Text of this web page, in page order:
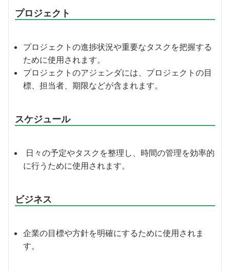
プロジェクト
プロジェクトの進捗状況や重要なタスクを把握する
ために使用されます。
プロジェクトのアジェンダには、プロジェクトの目
標、担当者、期限などが含まれます。
スケジュール
日々の予定やタスクを整理し、時間の管理を効率的
に行うために使用されます。
ビジネス
企業の目標や方針を明確にするために使用されま
す。